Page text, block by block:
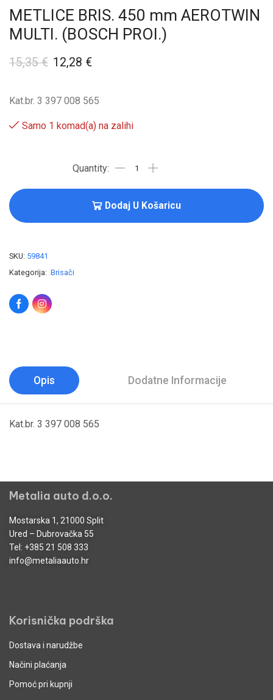
METLICE BRIS. 450 mm AEROTWIN
MULTI. (BOSCH PROI.)
15,35€ 12,28 €
Kat.br. 3 397 008 565
Samo 1 komad(a) na zalihi
Dodaj U Košaricu
SKU: 59841
Kategorija: Brisači
Opis Dodatne Informacije
Kat.br. 3 397 008 565
Metalia auto d.o.o.
Mostarska 1, 21000 Split
Ured – Dubrovačka 55
Tel: +385 21 508 333
info@metaliaauto.hr
Korisnička podrška
Dostava i narudžbe
Načini plaćanja
Pomoć pri kupnji